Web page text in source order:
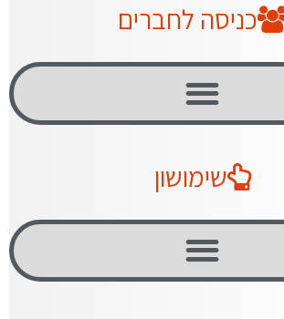
כניסה לחברים
שימושון